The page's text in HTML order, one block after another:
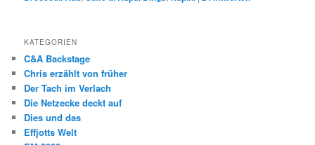
KATEGORIEN
C&A Backstage
Chris erzählt von früher
Der Tach im Verlach
Die Netzecke deckt auf
Dies und das
Effjotts Welt